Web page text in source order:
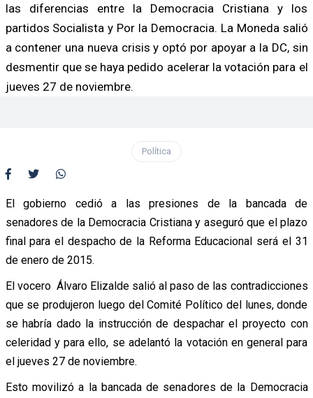
las diferencias entre la Democracia Cristiana y los
partidos Socialista y Por la Democracia. La Moneda salió
a contener una nueva crisis y optó por apoyar a la DC, sin
desmentir que se haya pedido acelerar la votación para el
jueves 27 de noviembre.
Política
El gobierno cedió a las presiones de la bancada de
senadores de la Democracia Cristiana y aseguró que el plazo
final para el despacho de la Reforma Educacional será el 31
de enero de 2015.
El vocero Álvaro Elizalde salió al paso de las contradicciones
que se produjeron luego del Comité Político del lunes, donde
se habría dado la instrucción de despachar el proyecto con
celeridad y para ello, se adelantó la votación en general para
el jueves 27 de noviembre.
Esto movilizó a la bancada de senadores de la Democracia